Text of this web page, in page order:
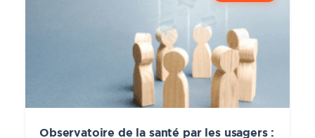
Observatoire de la santé par les usagers :